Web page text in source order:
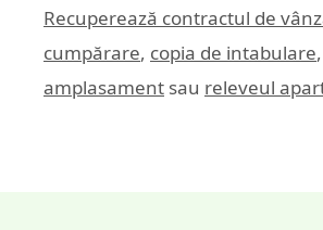
Recuperează contractul de
cumpărare, copia de intabulare,
amplasament sau releveul